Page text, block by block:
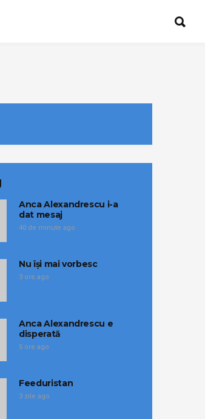
Anca Alexandrescu i-a
dat mesaj
40 de minute ago
Nu își mai vorbesc
3 ore ago
Anca Alexandrescu e
disperată
5 ore ago
Feeduristan
3 zile ago